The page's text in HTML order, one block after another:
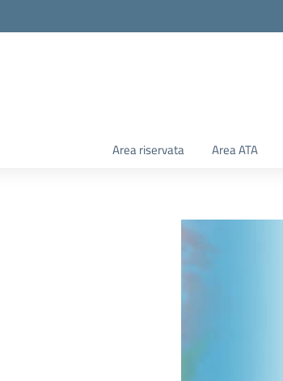
Area riservata Area ATA